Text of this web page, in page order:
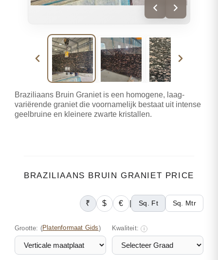
Braziliaans Bruin Graniet is een homogene, laag-
variërende graniet die voornamelijk bestaat uit intense
geelbruine en kleinere zwarte kristallen.
BRAZILIAANS BRUIN GRANIET PRICE
₹ $ € Sq. Ft Sq. Mtr
Grootte: (Platenformaat Gids) Kwaliteit: i